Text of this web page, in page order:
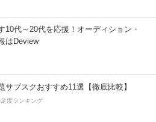
10代～20代を応援！オーディション・
はDeview
サブスクおすすめ11選【徹底比較】
度ランキング